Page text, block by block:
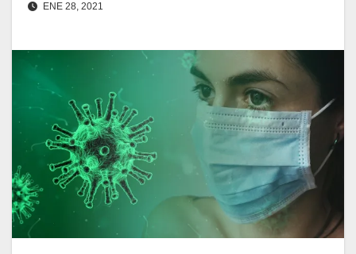
ENE 28, 2021